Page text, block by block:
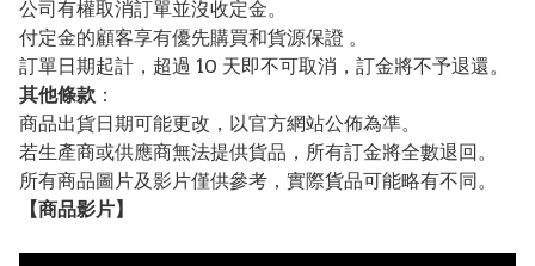
公司有權取消訂單並沒收定金。
付定金的顧客享有優先購買和貨源保證 。
訂單日期起計，超過 10 天即不可取消，訂金將不予退還。
其他條款 ：
商品出貨日期可能更改，以官方網站公佈為準。
若生產商或供應商無法提供貨品，所有訂金將全數退回。
所有商品圖片及影片僅供參考，實際貨品可能略有不同。
【商品影片】